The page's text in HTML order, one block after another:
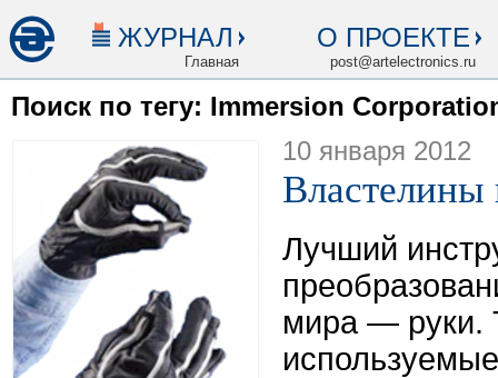
ЖУРНАЛ
Главная
О ПРОЕКТЕ
post@artelectronics.ru
Поиск по тегу: Immersion
10 января 2012
Властелины
Лучший
мира — руки.